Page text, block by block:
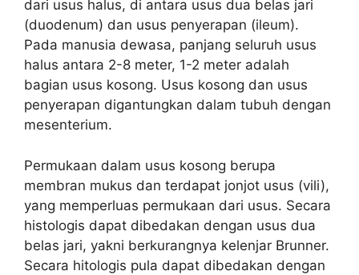
dari usus halus, di antara usus dua belas jari
(duodenum) dan usus penyerapan (ileum).
Pada manusia dewasa, panjang seluruh usus
halus antara 2-8 meter, 1-2 meter adalah
bagian usus kosong. Usus kosong dan usus
penyerapan digantungkan dalam tubuh dengan
mesenterium.
Permukaan dalam usus kosong berupa
membran mukus dan terdapat jonjot usus (vili),
yang memperluas permukaan dari usus. Secara
histologis dapat dibedakan dengan usus dua
belas jari, yakni berkurangnya kelenjar Brunner.
Secara hitologis pula dapat dibedakan dengan